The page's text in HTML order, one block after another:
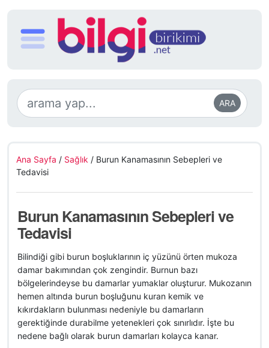
ARA
Ana Sayfa / Sağlık / Burun Kanamasının Sebepleri ve
Tedavisi
Burun Kanamasının Sebepleri ve
Tedavisi
Bilindiği gibi burun boşluklarının iç yüzünü örten mukoza
damar bakımından çok zengindir. Burnun bazı
bölgelerindeyse bu damarlar yumaklar oluşturur. Mukozanın
hemen altında burun boşluğunu kuran kemik ve
kıkırdakların bulunması nedeniyle bu damarların
gerektiğinde durabilme yetenekleri çok sınırlıdır. İşte bu
nedene bağlı olarak burun damarları kolayca kanar.